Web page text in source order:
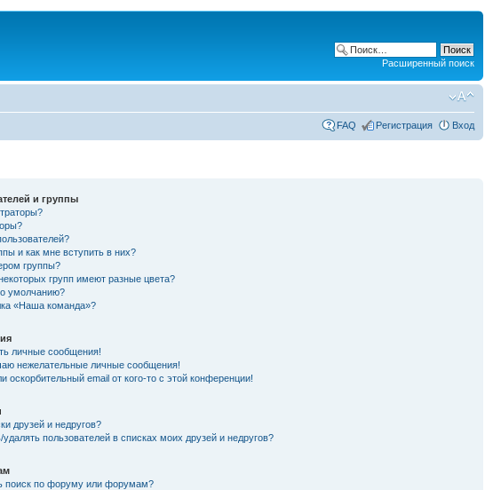
Расширенный поиск
FAQ Регистрация Вход
и группы
и как мне вступить в них?
группы?
групп имеют разные цвета?
умолчанию?
«Наша команда»?
личные сообщения!
нежелательные личные сообщения!
оскорбительный email от кого-то с этой конференции!
друзей и недругов?
пользователей в списках моих друзей и недругов?
поиск по форуму или форумам?